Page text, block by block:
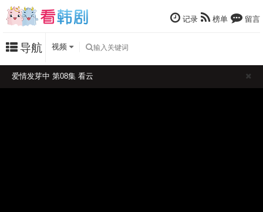
记录 榜单 留言
导航 视频
爱情发芽中 第08集 看云